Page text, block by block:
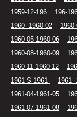
1959-12-196
196-
1960--1960-02
1960-05-1960-06
1960-08-1960-09
1960-11-1960-12
1961 S-1961-
1961-04-1961-05
1961-07-1961-08